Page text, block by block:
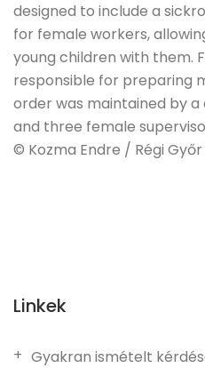
designed to include a
for female workers,
young children with them.
responsible for preparing
order was maintained by
and three female
© Kozma Endre / Régi Győr
Linkek
Gyakran ismételt